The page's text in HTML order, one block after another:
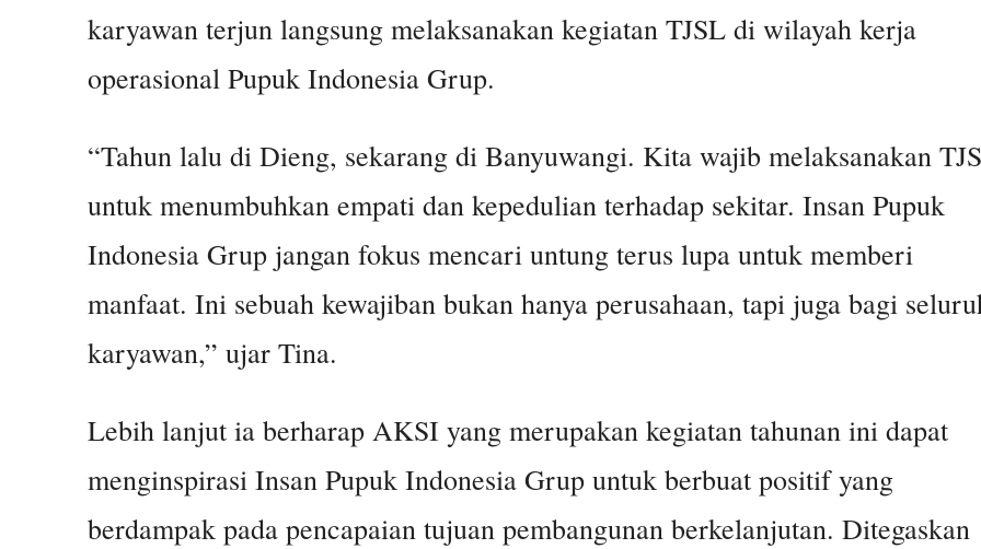
karyawan terjun langsung melaksanakan kegiatan TJSL di wilayah kerja
operasional Pupuk Indonesia Grup.
“Tahun lalu di Dieng, sekarang di Banyuwangi. Kita wajib melaksanakan
untuk menumbuhkan empati dan kepedulian terhadap sekitar. Insan Pupuk
Indonesia Grup jangan fokus mencari untung terus lupa untuk memberi
manfaat. Ini sebuah kewajiban bukan hanya perusahaan, tapi juga bagi
karyawan,” ujar Tina.
Lebih lanjut ia berharap AKSI yang merupakan kegiatan tahunan ini dapat
menginspirasi Insan Pupuk Indonesia Grup untuk berbuat positif yang
berdampak pada pencapaian tujuan pembangunan berkelanjutan. Ditegaskan